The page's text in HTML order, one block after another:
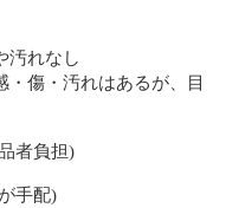
山 休日 家族 まったり
外行き 旅行 オフィス
ライブ クラブ オタ活 テ
ウィンショッピング ス
オケ パーティー コーデ
ート サーフ系 ギャル
個性派 量産型 ウエデ
い 夏祭り 花火大会 ネ
汚れなし
・傷・汚れはあるが、目
者負担)
手配)